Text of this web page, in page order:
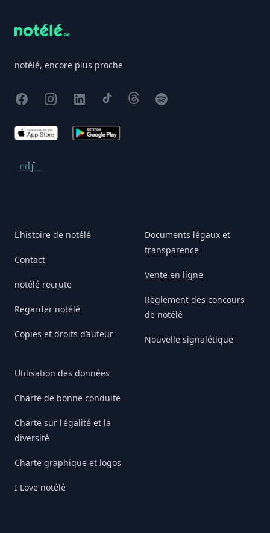
notélé, encore plus proche
FacebookInstagram
X TikTokThreadsSpotify
App Store Google Play
Conseil de déontologie journalistique
L'histoire de notélé
Contact
notélé recrute
Regarder notélé
Copies et droits d’auteur
Utilisation des données
Charte de bonne conduite
Charte sur l'égalité et la
diversité
Charte graphique et logos
I Love notélé
Documents légaux et
transparence
Vente en ligne
Règlement des concours
de notélé
Nouvelle signalétique